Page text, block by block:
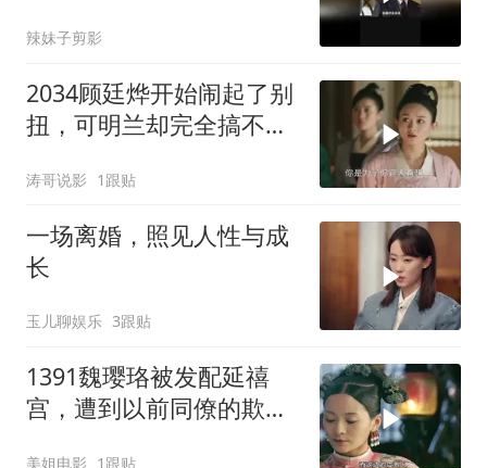
辣妹子剪影
2034顾廷烨开始闹起了别
扭，可明兰却完全搞不懂
涛哥说影 1跟贴
一场离婚，照见人性与成
长
玉儿聊娱乐 3跟贴
1391魏璎珞被发配延禧
宫，遭到以前同僚的欺
美姐电影 1跟贴